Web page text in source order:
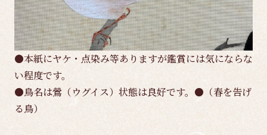
●本紙にヤケ・点染み等ありますが鑑賞には気にならな
い程度です。
●鳥名は鶯（ウグイス）状態は良好です。●（春を告げ
る鳥）